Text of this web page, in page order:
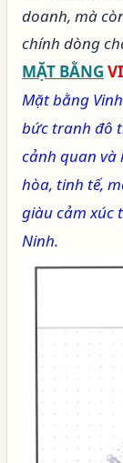
doanh, mà
chính dòng
MẶT BẰNG
Mặt bằng
bức tranh đô
cảnh quan và
hòa, tinh tế,
giàu cảm xúc
Ninh.